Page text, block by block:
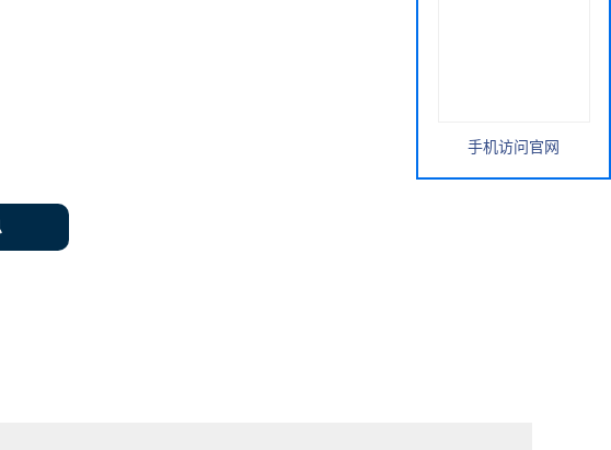
手机访问官网